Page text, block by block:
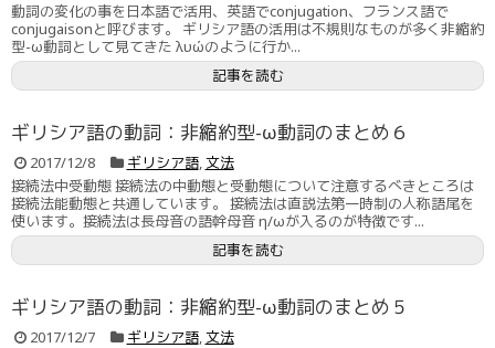
動詞の変化の事を日本語で活用、英語でconjugation、フランス語で
conjugaisonと呼びます。 ギリシア語の活用は不規則なものが多く非縮約
型-ω動詞として見てきた λυώのように行か...
記事を読む
ギリシア語の動詞：非縮約型-ω動詞のまとめ６
2017/12/8 ギリシア語,文法
接続法中受動態 接続法の中動態と受動態について注意するべきところは
接続法能動態と共通しています。 接続法は直説法第一時制の人称語尾を
使います。接続法は長母音の語幹母音 η/ωが入るのが特徴です...
記事を読む
ギリシア語の動詞：非縮約型-ω動詞のまとめ５
2017/12/7 ギリシア語,文法